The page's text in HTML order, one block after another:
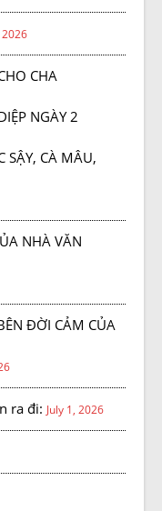
2026
CHA
NGÀY 2
SẬY, CÀ MÂU,
NHÀ VĂN
ĐỜI CẢM CỦA
ra đi: July 1, 2026